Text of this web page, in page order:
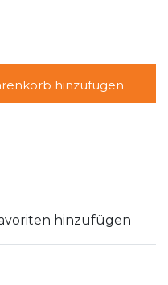
hinzufügen
hinzufügen